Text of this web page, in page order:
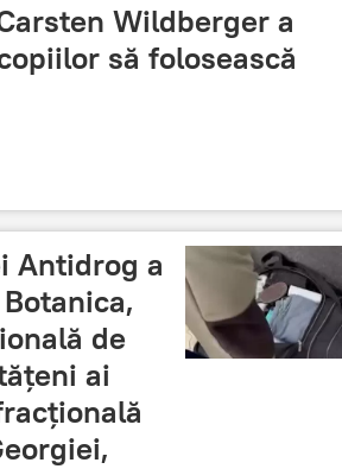
Wildberger a
să folosească
Antidrog a
de
ai